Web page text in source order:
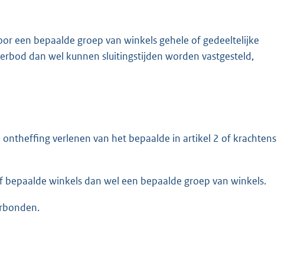
een bepaalde groep van winkels gehele of gedeeltelijke
dan wel kunnen sluitingstijden worden vastgesteld,
verlenen van het bepaalde in artikel 2 of krachtens
winkels dan wel een bepaalde groep van winkels.